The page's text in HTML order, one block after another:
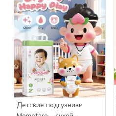
Детские подгузники